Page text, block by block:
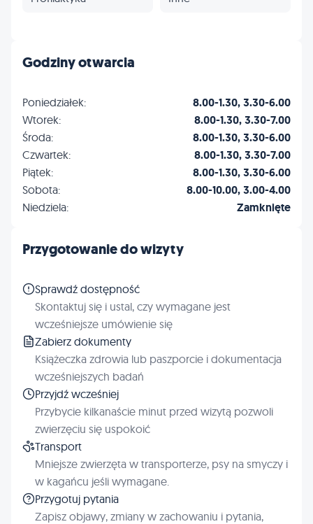
Godziny otwarcia
Poniedziałek: 8.00-1.30, 3.30-6.00
Wtorek: 8.00-1.30, 3.30-7.00
Środa: 8.00-1.30, 3.30-6.00
Czwartek: 8.00-1.30, 3.30-7.00
Piątek: 8.00-1.30, 3.30-6.00
Sobota: 8.00-10.00, 3.00-4.00
Niedziela: Zamknięte
Przygotowanie do wizyty
Sprawdź dostępność
Skontaktuj się i ustal, czy wymagane jest
wcześniejsze umówienie się
Zabierz dokumenty
Książeczka zdrowia lub paszporcie i dokumentacja
wcześniejszych badań
Przyjdź wcześniej
Przybycie kilkanaście minut przed wizytą pozwoli
zwierzęciu się uspokoić
Transport
Mniejsze zwierzęta w transporterze, psy na smyczy i
w kagańcu jeśli wymagane.
Przygotuj pytania
Zapisz objawy, zmiany w zachowaniu i pytania,